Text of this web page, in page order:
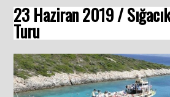
23 Haziran 2019 /
Turu